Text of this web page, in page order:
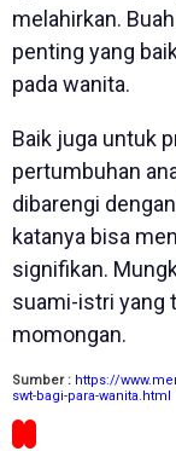
melahirkan.
penting yang
pada wanita.
Baik juga untuk
pertumbuhan
dibarengi
katanya bisa
signifikan.
suami-istri yang
momongan.
Sumber : https://
swt-bagi-para-wanita.html